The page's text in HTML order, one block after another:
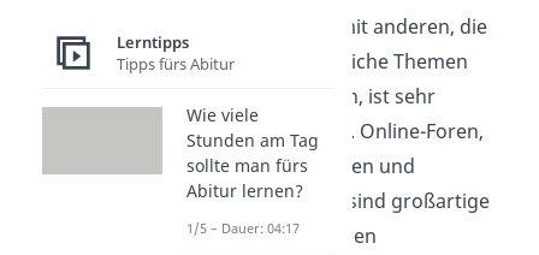
Austausch mit anderen, die
sich für ähnliche Themen
interessieren, ist sehr
bereichernd. Online-Foren,
soziale Medien und
Workshops sind großartige
Orte, um Ideen
Lerntipps
Tipps fürs Abitur
Wie viele
Stunden am Tag
sollte man fürs
Abitur lernen?
1/5 – Dauer: 04:17